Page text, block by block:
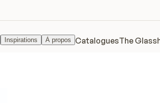
Inspirations À propos CataloguesThe